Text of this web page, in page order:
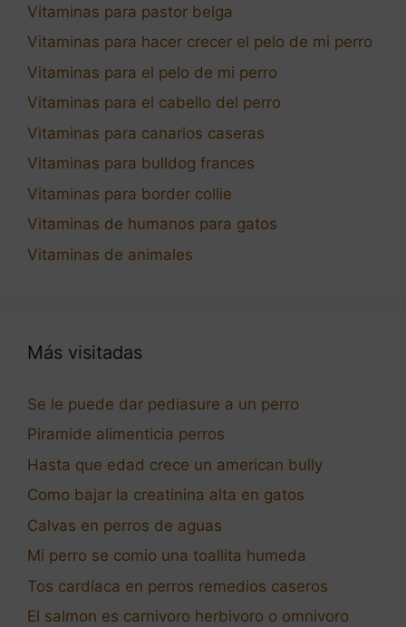
Vitaminas para pastor belga
Vitaminas para hacer crecer el pelo de mi perro
Vitaminas para el pelo de mi perro
Vitaminas para el cabello del perro
Vitaminas para canarios caseras
Vitaminas para bulldog frances
Vitaminas para border collie
Vitaminas de humanos para gatos
Vitaminas de animales
Más visitadas
Se le puede dar pediasure a un perro
Piramide alimenticia perros
Hasta que edad crece un american bully
Como bajar la creatinina alta en gatos
Calvas en perros de aguas
Mi perro se comio una toallita humeda
Tos cardíaca en perros remedios caseros
El salmon es carnivoro herbivoro o omnivoro